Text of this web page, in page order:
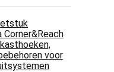
voor